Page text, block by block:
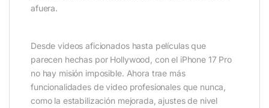
afuera.
Desde videos aficionados hasta películas que
parecen hechas por Hollywood, con el iPhone 17 Pro
no hay misión imposible. Ahora trae más
funcionalidades de video profesionales que nunca,
como la estabilización mejorada, ajustes de nivel